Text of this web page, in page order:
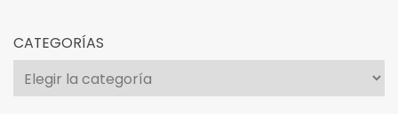
CATEGORÍAS
Categorías